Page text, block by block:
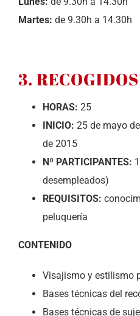
Martes: de 9.30h a 14.30h
3. RECOGIDOS
HORAS: 25
INICIO: 25 de mayo
de 2015
Nº PARTICIPANTES:
desempleados)
REQUISITOS:
peluquería
CONTENIDO
Visajismo y estilismo
Bases técnicas del
Bases técnicas de